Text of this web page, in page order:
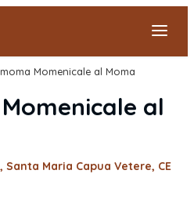
Momenicale al Moma
al
Maria Capua Vetere, CE